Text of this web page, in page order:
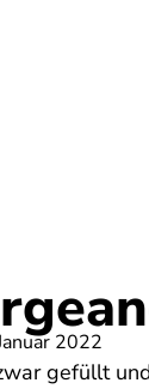
2022
gefüllt